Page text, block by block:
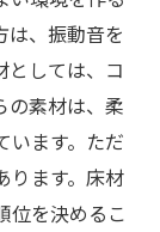
は、振動音を
としては、コ
の素材は、柔
います。ただ
ります。床材
位を決めるこ